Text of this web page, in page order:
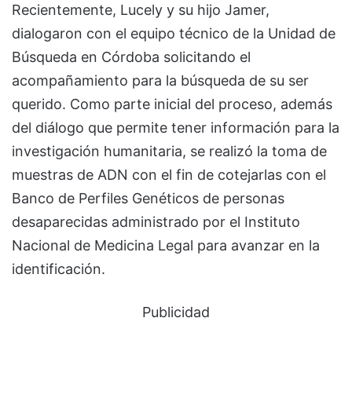
Recientemente, Lucely y su hijo Jamer,
dialogaron con el equipo técnico de la Unidad de
Búsqueda en Córdoba solicitando el
acompañamiento para la búsqueda de su ser
querido. Como parte inicial del proceso, además
del diálogo que permite tener información para la
investigación humanitaria, se realizó la toma de
muestras de ADN con el fin de cotejarlas con el
Banco de Perfiles Genéticos de personas
desaparecidas administrado por el Instituto
Nacional de Medicina Legal para avanzar en la
identificación.
Publicidad